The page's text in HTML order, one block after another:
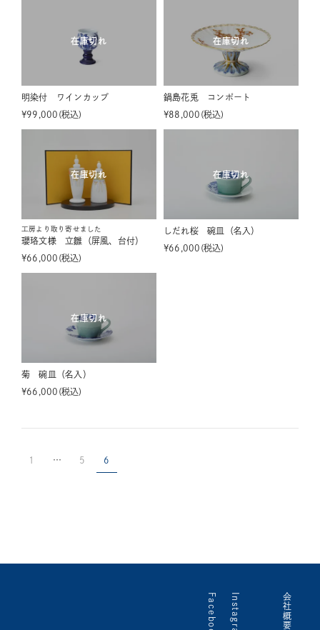
明染付 ワインカップ
¥99,000 税込
在庫切れ
鍋島花兎 コンポート
¥88,000 税込
在庫切れ
工房より取り寄せました
瓔珞文様 立雛（屏風、台付）
¥66,000 税込
在庫切れ
しだれ桜 碗皿（名入）
¥66,000 税込
在庫切れ
菊 碗皿（名入）
¥66,000 税込
在庫切れ
1 … 5 6
会社概要
Instagram
Facebook